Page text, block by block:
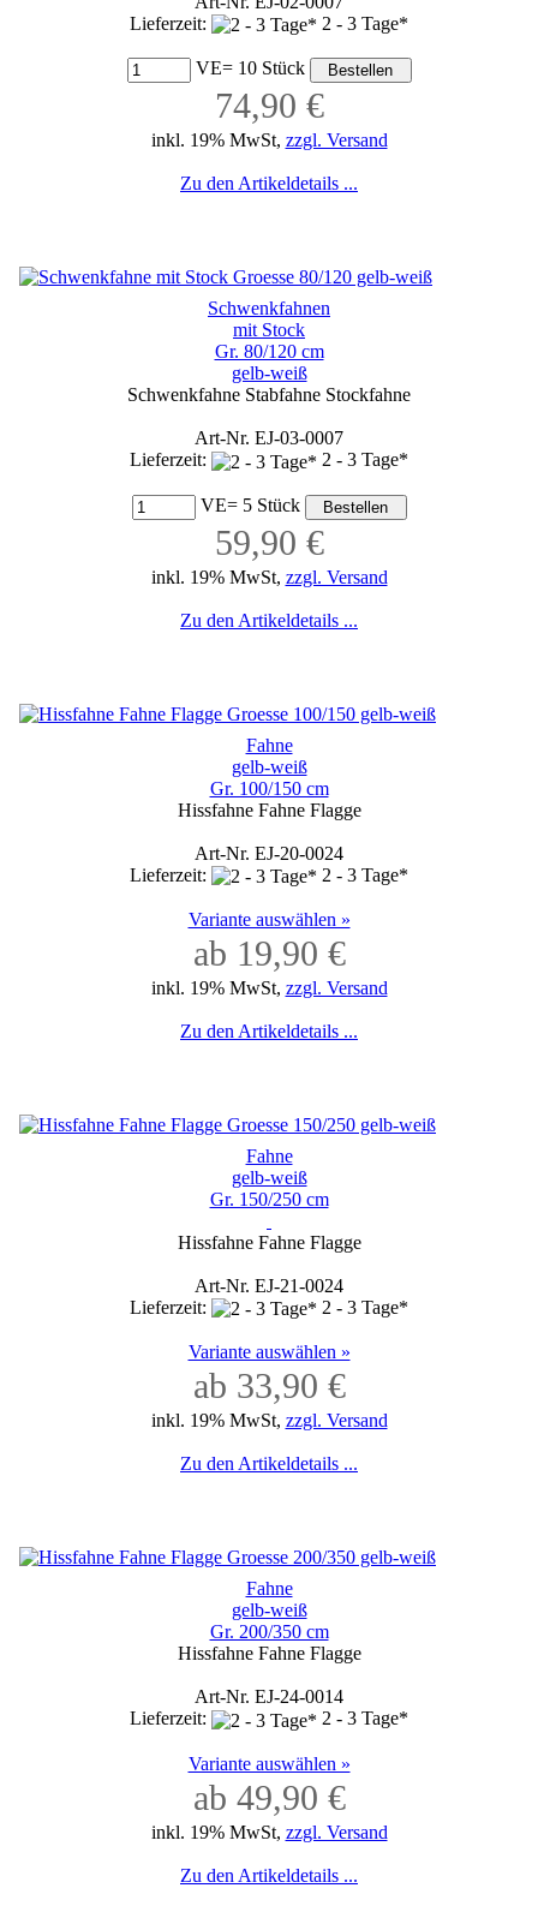
Lieferzeit:
2 - 3 Tage*
VE= 10 Stück
74,90 €
inkl. 19% MwSt, zzgl. Versand
Zu den Artikeldetails ...
Schwenkfahnen
mit Stock
Gr. 80/120 cm
gelb-weiß
Schwenkfahne Stabfahne Stockfahne
Art-Nr. EJ-03-0007
Lieferzeit:
2 - 3 Tage*
VE= 5 Stück
59,90 €
inkl. 19% MwSt, zzgl. Versand
Zu den Artikeldetails ...
Fahne
gelb-weiß
Gr. 100/150 cm
Hissfahne Fahne Flagge
Art-Nr. EJ-20-0024
Lieferzeit:
2 - 3 Tage*
Variante auswählen »
ab 19,90 €
inkl. 19% MwSt, zzgl. Versand
Zu den Artikeldetails ...
Fahne
gelb-weiß
Gr. 150/250 cm
Hissfahne Fahne Flagge
Art-Nr. EJ-21-0024
Lieferzeit:
2 - 3 Tage*
Variante auswählen »
ab 33,90 €
inkl. 19% MwSt, zzgl. Versand
Zu den Artikeldetails ...
Fahne
gelb-weiß
Gr. 200/350 cm
Hissfahne Fahne Flagge
Art-Nr. EJ-24-0014
Lieferzeit:
2 - 3 Tage*
Variante auswählen »
ab 49,90 €
inkl. 19% MwSt, zzgl. Versand
Zu den Artikeldetails ...